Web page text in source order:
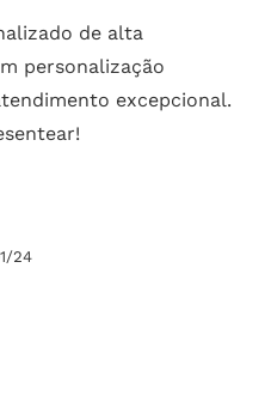
de alta
personalização
excepcional.
24